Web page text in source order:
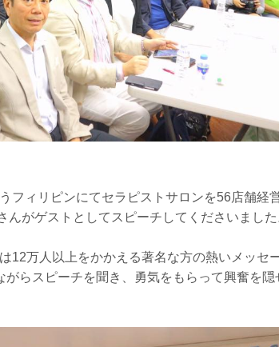
フィリピンにてセラピストサロンを56店舗経
んがゲストとしてスピーチしてくださいました
12万人以上をかかえる著名な方の熱いメッセ
がらスピーチを聞き、勇気をもらって興奮を隠